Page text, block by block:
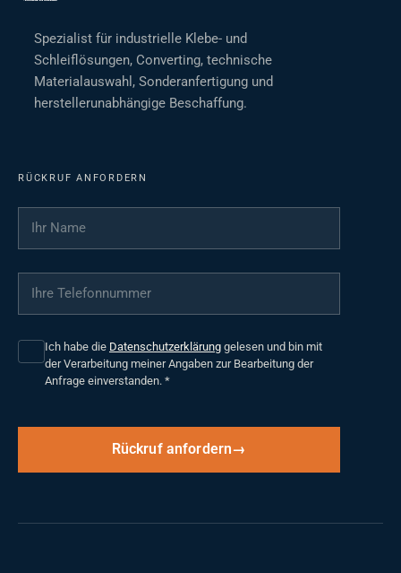
Spezialist für industrielle Klebe- und
Schleiflösungen, Converting, technische
Materialauswahl, Sonderanfertigung und
herstellerunabhängige Beschaffung.
RÜCKRUF ANFORDERN
Ihr Name
Ihre Telefonnummer
Ich habe die Datenschutzerklärung gelesen und bin mit
der Verarbeitung meiner Angaben zur Bearbeitung der
Anfrage einverstanden. *
Rückruf anfordern